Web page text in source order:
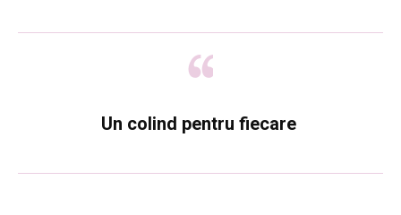
Un colind pentru fiecare